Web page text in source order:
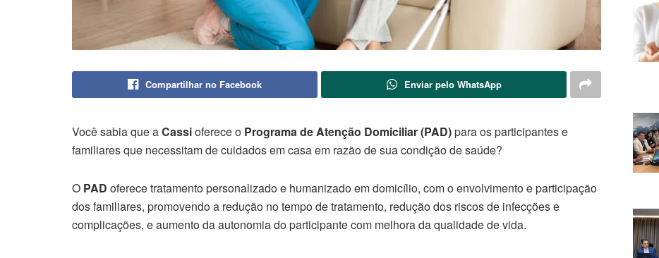
Compartilhar no Facebook Enviar pelo WhatsApp
Você sabia que aCassioferece o Programa de Atenção Domiciliar (PAD)para os participantes e
familiares que necessitam de cuidados em casa em razão de sua condição de saúde?
O PAD oferece tratamento personalizado e humanizado em domicílio, com o envolvimento e participação
dos familiares, promovendo a redução no tempo de tratamento, redução dos riscos de infecções e
complicações, e aumento da autonomia do participante com melhora da qualidade de vida.